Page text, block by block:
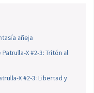
añeja
X #2-3: Tritón al
X #2-3: Libertad y